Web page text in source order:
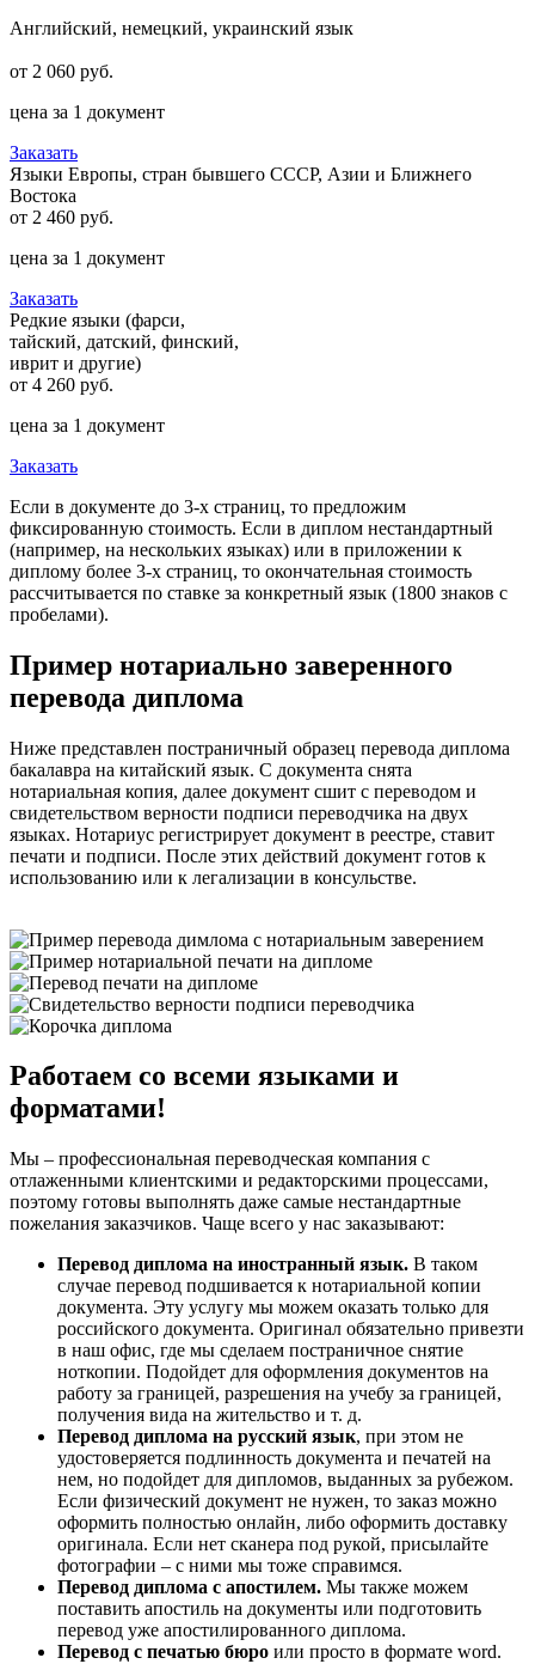
Английский, немецкий, украинский язык
от 2 060 руб.
цена за 1 документ
Заказать
Языки Европы, стран бывшего СССР, Азии и Ближнего
Востока
от 2 460 руб.
цена за 1 документ
Заказать
Редкие языки (фарси,
тайский, датский, финский,
иврит и другие)
от 4 260 руб.
цена за 1 документ
Заказать
Если в документе до 3-х страниц, то предложим
фиксированную стоимость. Если в диплом нестандартный
(например, на нескольких языках) или в приложении к
диплому более 3-х страниц, то окончательная стоимость
рассчитывается по ставке за конкретный язык (1800 знаков с
пробелами).
Пример нотариально заверенного
перевода диплома
Ниже представлен постраничный образец перевода диплома
бакалавра на китайский язык. С документа снята
нотариальная копия, далее документ сшит с переводом и
свидетельством верности подписи переводчика на двух
языках. Нотариус регистрирует документ в реестре, ставит
печати и подписи. После этих действий документ готов к
использованию или к легализации в консульстве.
Работаем со всеми языками и
форматами!
Мы – профессиональная переводческая компания с
отлаженными клиентскими и редакторскими процессами,
поэтому готовы выполнять даже самые нестандартные
пожелания заказчиков. Чаще всего у нас заказывают:
Перевод диплома на иностранный язык. В таком
случае перевод подшивается к нотариальной копии
документа. Эту услугу мы можем оказать только для
российского документа. Оригинал обязательно привезти
в наш офис, где мы сделаем постраничное снятие
ноткопии. Подойдет для оформления документов на
работу за границей, разрешения на учебу за границей,
получения вида на жительство и т. д.
Перевод диплома на русский язык, при этом не
удостоверяется подлинность документа и печатей на
нем, но подойдет для дипломов, выданных за рубежом.
Если физический документ не нужен, то заказ можно
оформить полностью онлайн, либо оформить доставку
оригинала. Если нет сканера под рукой, присылайте
фотографии – с ними мы тоже справимся.
Перевод диплома с апостилем. Мы также можем
поставить апостиль на документы или подготовить
перевод уже апостилированного диплома.
Перевод с печатью бюро или просто в формате word.